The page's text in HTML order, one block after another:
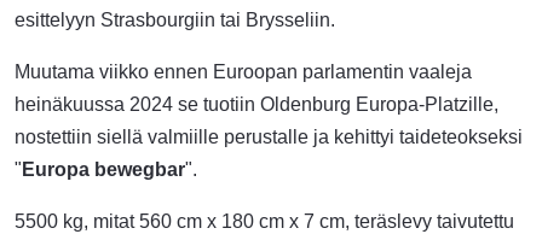
esittelyyn Strasbourgiin tai Brysseliin.
Muutama viikko ennen Euroopan parlamentin vaaleja
heinäkuussa 2024 se tuotiin Oldenburg Europa-Platzille,
nostettiin siellä valmiille perustalle ja kehittyi taideteokseksi
" Europa bewegbar".
5500 kg, mitat 560 cm x 180 cm x 7 cm, teräslevy taivutettu